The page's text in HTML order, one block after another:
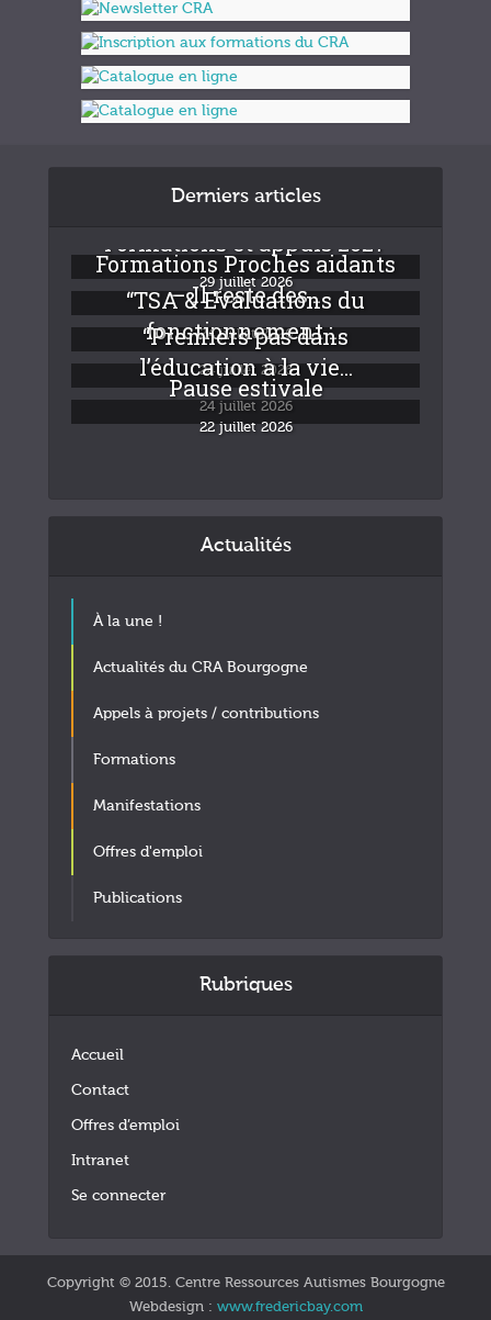
Derniers articles
Formations et appuis 2027
29 juillet 2026
Formations Proches aidants
– Il reste des...
24 juillet 2026
“TSA & Evaluations du
fonctionnement :...
24 juillet 2026
“Premiers pas dans
l’éducation à la vie...
24 juillet 2026
Pause estivale
22 juillet 2026
Actualités
À la une !
Actualités du CRA Bourgogne
Appels à projets / contributions
Formations
Manifestations
Offres d'emploi
Publications
Rubriques
Accueil
Contact
Offres d’emploi
Intranet
Se connecter
Copyright © 2015. Centre Ressources Autismes Bourgogne
Webdesign : www.fredericbay.com